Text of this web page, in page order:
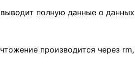
полную данные о
производится через